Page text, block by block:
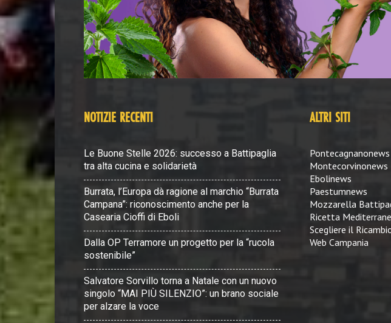
NOTIZIE RECENTI
Le Buone Stelle 2026: successo a Battipaglia
tra alta cucina e solidarietà
Burrata, l’Europa dà ragione al marchio “Burrata
Campana”: riconoscimento anche per la
Casearia Cioffi di Eboli
Dalla OP Terramore un progetto per la “rucola
sostenibile”
Salvatore Sorvillo torna a Natale con un nuovo
singolo “MAI PIÙ SILENZIO”: un brano sociale
per alzare la voce
ALTRI SITI
Pontecagnanonews
Montecorvinonews
Ebolinews
Paestumnews
Mozzarella
Ricetta
Scegliere il
Web Campania